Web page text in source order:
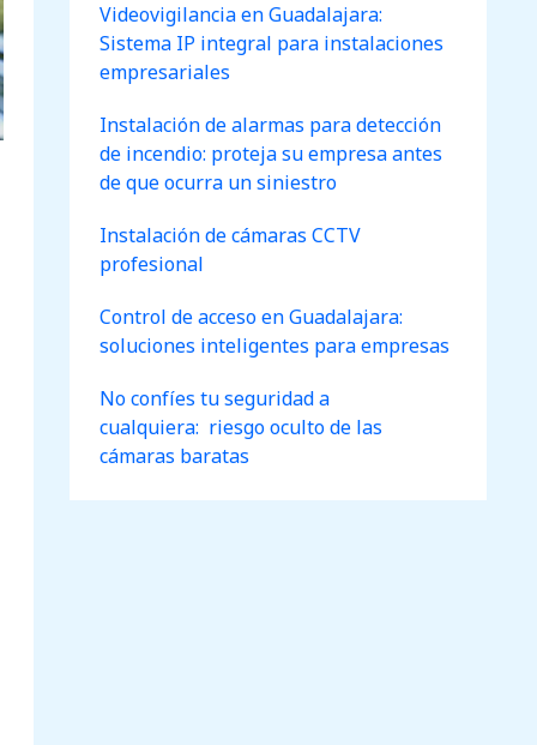
Videovigilancia en Guadalajara:
Sistema IP integral para instalaciones
empresariales
Instalación de alarmas para detección
de incendio: proteja su empresa antes
de que ocurra un siniestro
Instalación de cámaras CCTV
profesional
Control de acceso en Guadalajara:
soluciones inteligentes para empresas
No confíes tu seguridad a
cualquiera: riesgo oculto de las
cámaras baratas